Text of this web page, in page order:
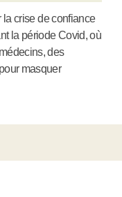
la crise de confiance
la période Covid, où
des
masquer